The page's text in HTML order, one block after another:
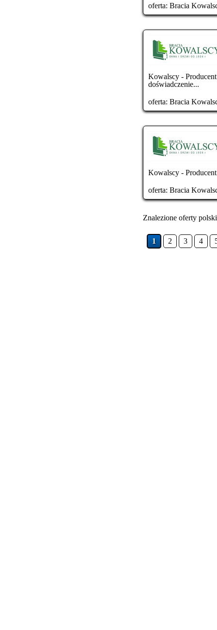
oferta: Bracia
Kowalscy -
doświadczenie...
oferta: Bracia
Kowalscy -
oferta: Bracia
Znalezione oferty
1 2 3 4